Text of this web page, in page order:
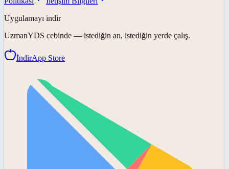
Uygulamayı indir
UzmanYDS cebinde — istediğin an, istediğin yerde çalış.
İndirApp Store